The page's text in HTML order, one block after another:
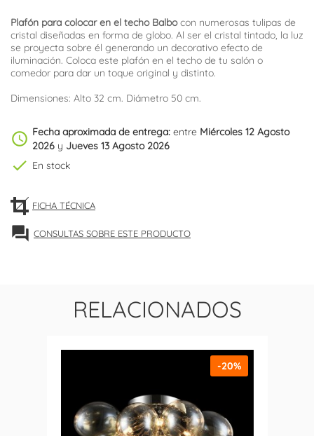
Plafón para colocar en el techo Balbocon numerosas tulipas de
cristal diseñadas en forma de globo. Al ser el cristal tintado, la luz
se proyecta sobre él generando un decorativo efecto de
iluminación. Coloca este plafón en el techo de tu salón o
comedor para dar un toque original y distinto.
Dimensiones: Alto 32 cm. Diámetro 50 cm.
schedule Fecha aproximada de entrega: entre Miércoles 12 Agosto
2026 y Jueves 13 Agosto 2026
check En stock
FICHA TÉCNICA
forum CONSULTAS SOBRE ESTE PRODUCTO
RELACIONADOS
-20%